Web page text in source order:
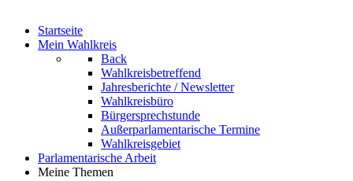
Startseite
Mein Wahlkreis
Back
Wahlkreisbetreffend
Jahresberichte / Newsletter
Wahlkreisbüro
Bürgersprechstunde
Außerparlamentarische Termine
Wahlkreisgebiet
Parlamentarische Arbeit
Meine Themen